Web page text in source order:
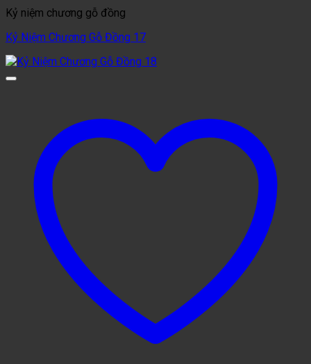
Kỷ niệm chương gỗ đồng
Kỷ Niệm Chương Gỗ Đồng 17